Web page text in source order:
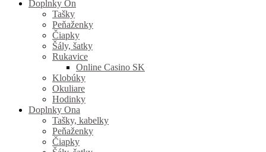
Doplnky On
Tašky
Peňaženky
Čiapky
Šály, šatky
Rukavice
Online Casino SK
Klobúky
Okuliare
Hodinky
Doplnky Ona
Tašky, kabelky
Peňaženky
Čiapky